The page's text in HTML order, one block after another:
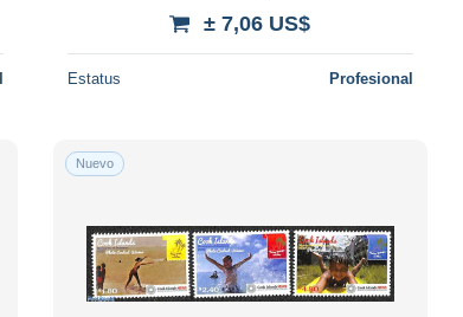
± 7,06 US$
Estatus Profesional
Nuevo